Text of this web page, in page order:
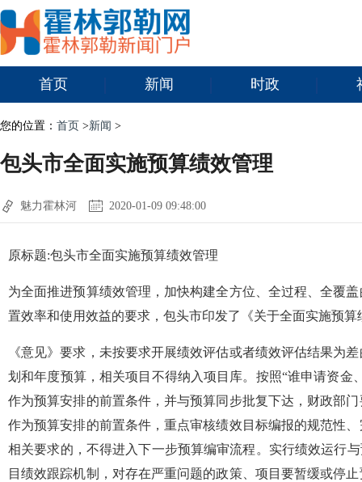
首页 新闻 时政
您的位置： 首页 >新闻 >
包头市全面实施预算绩效管理
魅力霍林河 2020-01-09 09:48:00
原标题:包头市全面实施预算绩效管理
为全面推进预算绩效管理，加快构建全方位、全过程、全覆
置效率和使用效益的要求，包头市印发了《关于全面实施预
《意见》要求，未按要求开展绩效评估或者绩效评估结果为
划和年度预算，相关项目不得纳入项目库。按照“谁申请资金
作为预算安排的前置条件，并与预算同步批复下达，财政部
作为预算安排的前置条件，重点审核绩效目标编报的规范性
相关要求的，不得进入下一步预算编审流程。实行绩效运行
目绩效跟踪机制，对存在严重问题的政策、项目要暂缓或停